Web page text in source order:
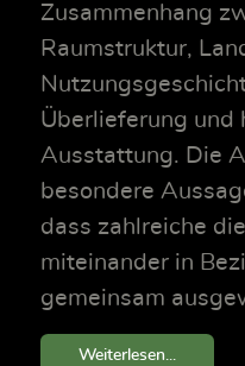
Zusammenhang
Raumstruktur,
Überlieferung und
Ausstattung. Die
besondere
dass zahlreiche
miteinander in
gemeinsam
Weiterlesen...